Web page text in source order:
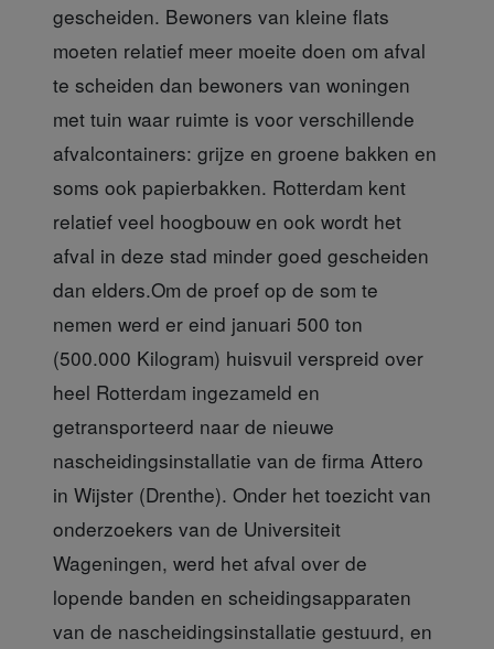
gescheiden. Bewoners van kleine flats
moeten relatief meer moeite doen om afval
te scheiden dan bewoners van woningen
met tuin waar ruimte is voor verschillende
afvalcontainers: grijze en groene bakken en
soms ook papierbakken. Rotterdam kent
relatief veel hoogbouw en ook wordt het
afval in deze stad minder goed gescheiden
dan elders.Om de proef op de som te
nemen werd er eind januari 500 ton
(500.000 Kilogram) huisvuil verspreid over
heel Rotterdam ingezameld en
getransporteerd naar de nieuwe
nascheidingsinstallatie van de firma Attero
in Wijster (Drenthe). Onder het toezicht van
onderzoekers van de Universiteit
Wageningen, werd het afval over de
lopende banden en scheidingsapparaten
van de nascheidingsinstallatie gestuurd, en